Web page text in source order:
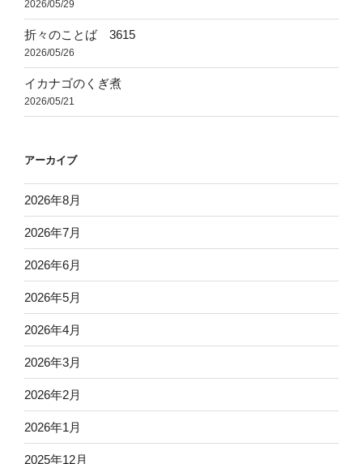
2026/05/29
折々のことば 3615
2026/05/26
イカナゴのくぎ煮
2026/05/21
アーカイブ
2026年8月
2026年7月
2026年6月
2026年5月
2026年4月
2026年3月
2026年2月
2026年1月
2025年12月